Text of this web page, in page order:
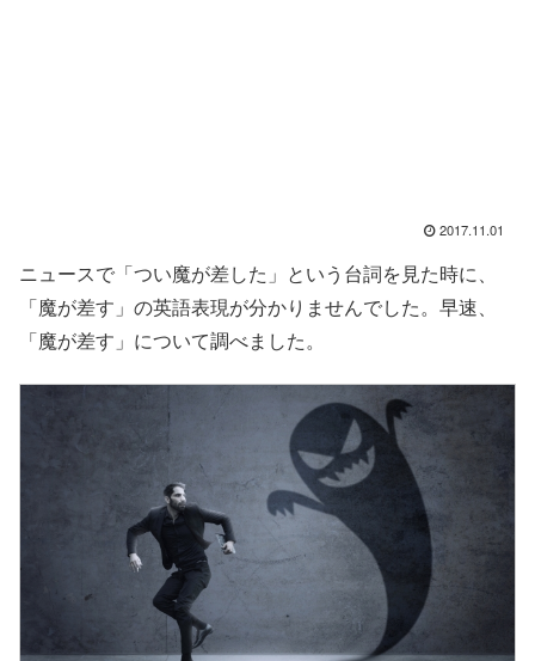
2017.11.01
ニュースで「つい魔が差した」という台詞を見た時に、
「魔が差す」の英語表現が分かりませんでした。早速、
「魔が差す」について調べました。